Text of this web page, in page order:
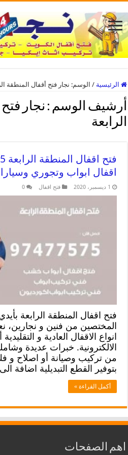
الرئيسية / الوسم: نجار فتح أقفال المنطقة
أرشيف الوسم : نجار
الرابعة
اقفال ابواب وتجوري
1 ديسمبر، 2020 فتح اقفال 0
فتح اقفال المنطقة الرابعة
المختصين من فنين و
انواع الاقفال العادية و التقليدية
الالكترونية. خبرات عديدة
من تركيب وصيانة أو اصلاح و
بتوفير القطع التبديلية اضافة
أكمل القراءة »
اهم الصفحات